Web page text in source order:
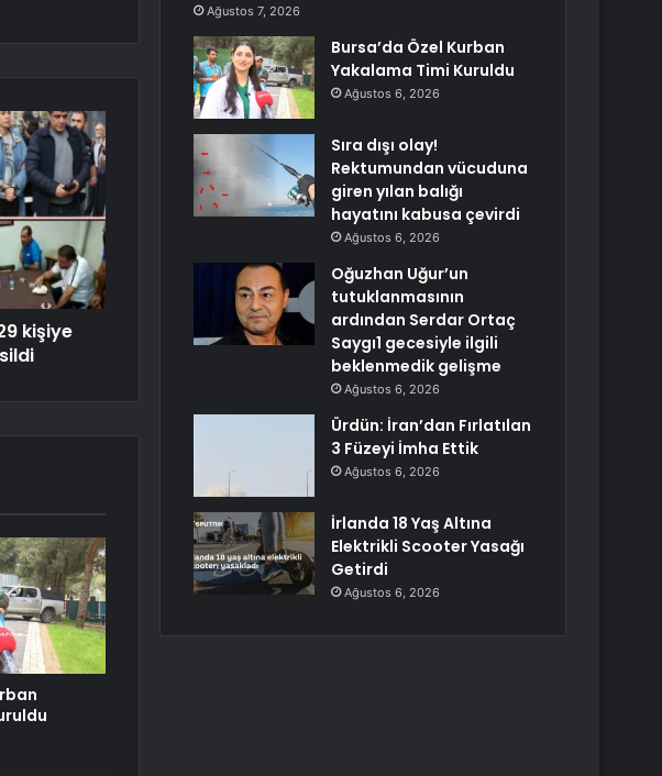
kişiye
Ağustos 7, 2026
Bursa’da Özel Kurban
Yakalama Timi Kuruldu
Ağustos 6, 2026
Sıra dışı olay!
Rektumundan vücuduna
giren yılan balığı
hayatını kabusa çevirdi
Ağustos 6, 2026
Oğuzhan Uğur’un
tutuklanmasının
ardından Serdar Ortaç
Saygı1 gecesiyle ilgili
beklenmedik gelişme
Ağustos 6, 2026
Ürdün: İran’dan Fırlatılan
3 Füzeyi İmha Ettik
Ağustos 6, 2026
İrlanda 18 Yaş Altına
Elektrikli Scooter Yasağı
Getirdi
Ağustos 6, 2026